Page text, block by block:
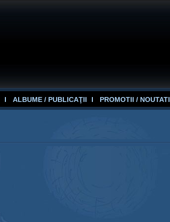
ALBUME / PUBLICAŢII PROMOTII / NOUTATI